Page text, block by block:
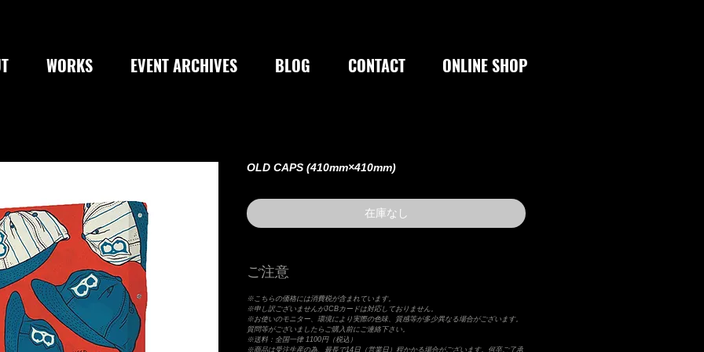
WORKS EVENT ARCHIVES BLOG CONTACT ONLINE SHOP
OLD CAPS (410mm×410mm)
在庫なし
ご注意
※こちらの価格には消費税が含まれています。
※申し訳ございませんがJCBカードは対応しておりません。
※お使いのモニター、環境により実際の色味、質感等が多少異なる場合がございます。
質問等がございましたらご購入前にご連絡下さい。
※送料：全国一律 1100円（税込）
※商品は受注生産の為、最長で14日（営業日）程かかる場合がございます。何卒ご了承